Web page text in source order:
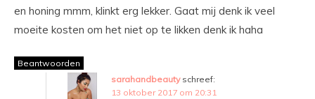
en honing mmm, klinkt erg lekker. Gaat mij denk ik veel
moeite kosten om het niet op te likken denk ik haha
Beantwoorden
sarahandbeauty schreef:
13 oktober 2017 om 20:31